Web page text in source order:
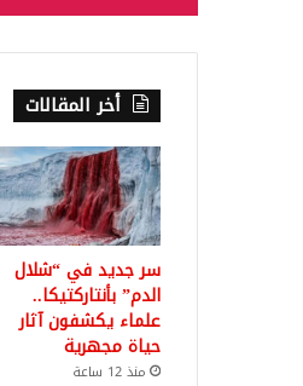
أخر المقالات
سر جديد في “شلال
الدم” بأنتاركتيكا..
علماء يكشفون آثار
حياة مجهرية
منذ 12 ساعة